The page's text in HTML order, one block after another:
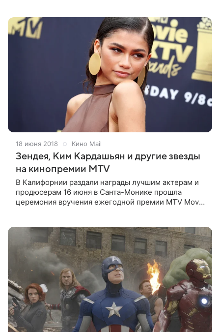
18 июня 2018 Кино Mail
Зендея, Ким Кардашьян и другие звезды
на кинопремии MTV
В Калифорнии раздали награды лучшим актерам и
продюсерам 16 июня в Санта-Монике прошла
церемония вручения ежегодной премии MTV Movie